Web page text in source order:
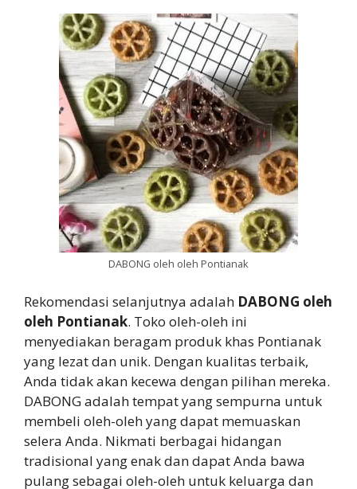
DABONG oleh oleh Pontianak
Rekomendasi selanjutnya adalah DABONG oleh
oleh Pontianak. Toko oleh-oleh ini
menyediakan beragam produk khas Pontianak
yang lezat dan unik. Dengan kualitas terbaik,
Anda tidak akan kecewa dengan pilihan mereka.
DABONG adalah tempat yang sempurna untuk
membeli oleh-oleh yang dapat memuaskan
selera Anda. Nikmati berbagai hidangan
tradisional yang enak dan dapat Anda bawa
pulang sebagai oleh-oleh untuk keluarga dan